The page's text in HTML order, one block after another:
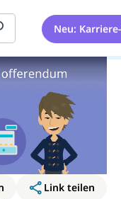
Neu:
Link teilen